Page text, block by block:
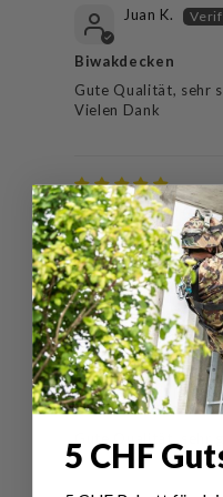
Juan K.
Biwakdecken
Gute Qualität, sehr
Vielen Dank
Alberto G.
Super decken
Manfred G.
Tolle Decke
5 CHF